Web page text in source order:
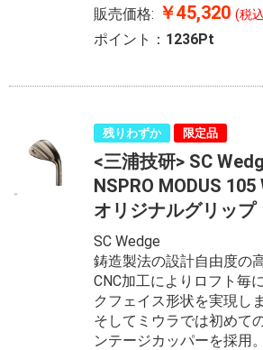
販売価格: ￥45,320(税
ポイント： 1236Pt
残りわずか 限定品
<三浦技研> SC
NSPRO MODUS 105
オリジナルグリップ
SC Wedge
鋳造製法の設計自由度の
CNC加工によりロフト毎
クフェイス形状を実現し
そしてミウラでは初めて
ンテージカッパーを採用。